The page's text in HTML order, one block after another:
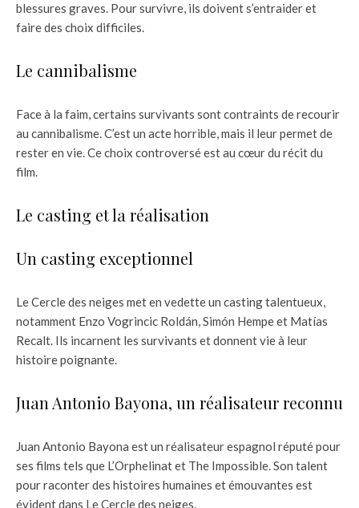
blessures graves. Pour survivre, ils doivent s’entraider et
faire des choix difficiles.
Le cannibalisme
Face à la faim, certains survivants sont contraints de recourir
au cannibalisme. C’est un acte horrible, mais il leur permet de
rester en vie. Ce choix controversé est au cœur du récit du
film.
Le casting et la réalisation
Un casting exceptionnel
Le Cercle des neiges met en vedette un casting talentueux,
notamment Enzo Vogrincic Roldán, Simón Hempe et Matías
Recalt. Ils incarnent les survivants et donnent vie à leur
histoire poignante.
Juan Antonio Bayona, un réalisateur reconnu
Juan Antonio Bayona est un réalisateur espagnol réputé pour
ses films tels que L’Orphelinat et The Impossible. Son talent
pour raconter des histoires humaines et émouvantes est
évident dans Le Cercle des neiges.